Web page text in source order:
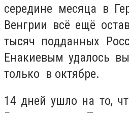
середине месяца в
Венгрии всё ещё
тысяч подданных
Енакиевым удалось
только в октябре.
14 дней ушло на то,